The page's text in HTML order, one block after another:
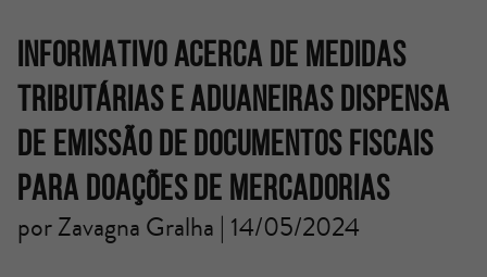
INFORMATIVO ACERCA DE MEDIDAS
TRIBUTÁRIAS E ADUANEIRAS DISPENSA
DE EMISSÃO DE DOCUMENTOS FISCAIS
PARA DOAÇÕES DE MERCADORIAS
por Zavagna Gralha | 14/05/2024